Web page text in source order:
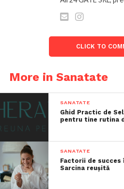
CLICK TO
More in Sanatate
SANATATE
Ghid Practic de
pentru tine rutina
SANATATE
Factorii de succes
Sarcina reușită